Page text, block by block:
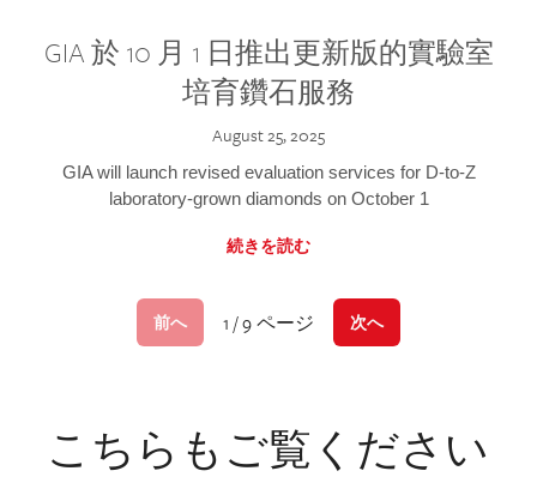
GIA 於 10 月 1 日推出更新版的實驗室
培育鑽石服務
August 25, 2025
GIA will launch revised evaluation services for D-to-Z
laboratory-grown diamonds on October 1
続きを読む
前へ 1 / 9 ページ 次へ
こちらもご覧ください